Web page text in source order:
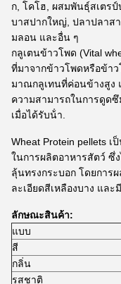
ก, โคโฮ, ผสมพันธุ์สเตร
บาสปากใหญ่, ปลาปลาส
มลอน และอื่น ๆ
กลูเตนข้าวโพด (Vital
ที่มาจากข้าวโพดหรือข้า
มาณกลูเทนที่ค่อนข้างสูง
ความสามารถในการดูด
เมื่อได้รับน้ํา.
Wheat Protein pellets
ในการผลิตอาหารสัตว์ ซึ่
ลุ้นทรงกระบอก โดยการ
ละเอียดสีเหลืองบาง แล
ลักษณะสินค้า:
แบบ
สี
กลิ่น
รสชาติ